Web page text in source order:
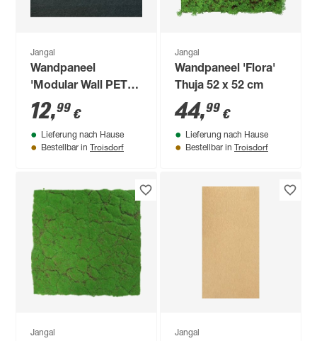
Jangal
Wandpaneel
'Modular Wall PET
11202A' schwarz 52
x 52 cm
12,99 €
Lieferung nach Hause
Bestellbar in Troisdorf
Jangal
Wandpaneel 'Flora'
Thuja 52 x 52 cm
44,99 €
Lieferung nach Hause
Bestellbar in Troisdorf
Jangal Jangal